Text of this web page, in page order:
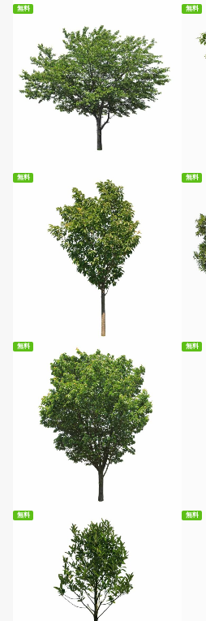
無料
無料ダウンロード
無料
無料
無料ダウンロード
無料
無料
無料ダウンロード
無料
無料 無料